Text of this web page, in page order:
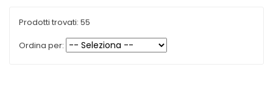
Prodotti trovati: 55
Ordina per: